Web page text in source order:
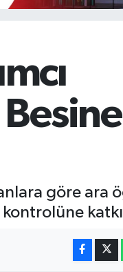
Besine
göre ara
kontrolüne